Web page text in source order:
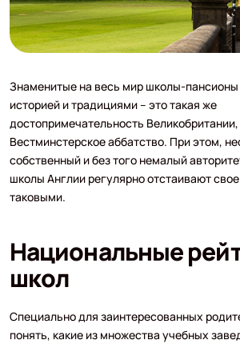
Знаменитые на весь мир школы-пансионы
историей и традициями – это такая же
достопримечательность Великобритании,
Вестминстерское аббатство. При этом,
собственный и без того немалый
школы Англии регулярно отстаивают
таковыми.
Национальные
школ
Специально для заинтересованных
понять, какие из множества учебных